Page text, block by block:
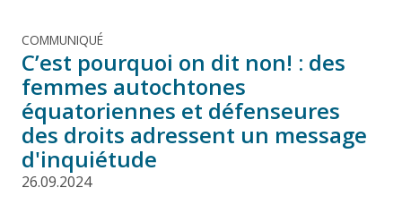
COMMUNIQUÉ
C’est pourquoi on dit non! : des
femmes autochtones
équatoriennes et défenseures
des droits adressent un message
d'inquiétude
26.09.2024